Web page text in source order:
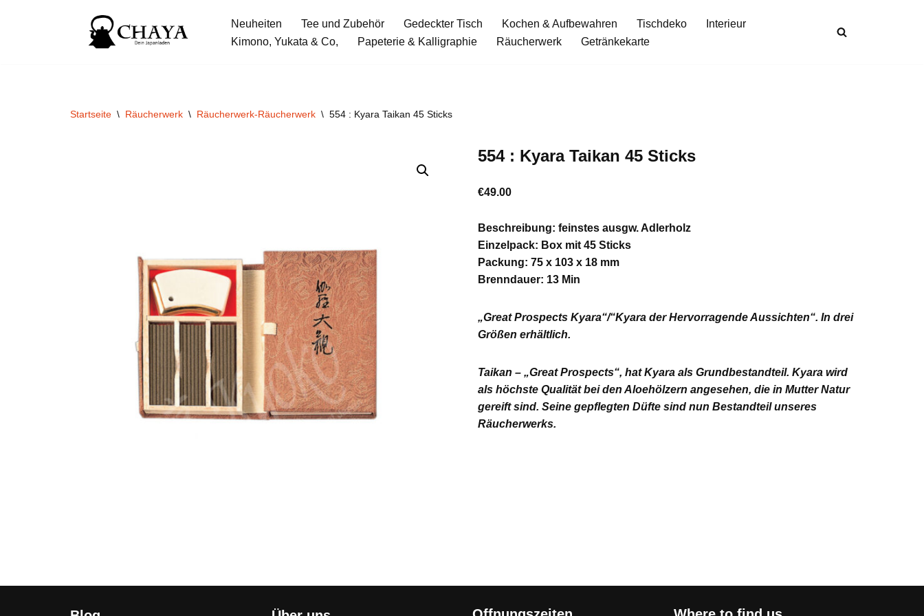
Neuheiten Tee und Zubehör Gedeckter Tisch Kochen & Aufbewahren Tischdeko
Interieur
Kimono, Yukata & Co,
Papeterie & Kalligraphie Räucherwerk Getränkekarte
Startseite \ Räucherwerk \ Räucherwerk-Räucherwerk \ 554 : Kyara Taikan 45 Sticks
554 : Kyara Taikan 45 Sticks
€49.00
Beschreibung: feinstes ausgw. Adlerholz
Einzelpack: Box mit 45 Sticks
Packung: 75 x 103 x 18 mm
Brenndauer: 13 Min
„Great Prospects Kyara“/“Kyara der Hervorragende Aussichten“. In drei
Größen erhältlich.
Taikan – „Great Prospects“, hat Kyara als Grundbestandteil. Kyara wird
als höchste Qualität bei den Aloehölzern angesehen, die in Mutter Natur
gereift sind. Seine gepflegten Düfte sind nun Bestandteil unseres
Räucherwerks.